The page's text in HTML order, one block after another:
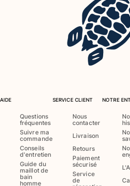
T-shirts Anti UV
Robes et jupes
Shorts
Sweats
T-shirts
Tous les articles
AIDE
Questions
fréquentes
Suivre ma
commande
Conseils
d'entretien
Guide du
maillot de
bain
homme
SERVICE CLIENT
Nous
contacter
Livraison
Retours
Paiement
sécurisé
Service
de
NOTRE